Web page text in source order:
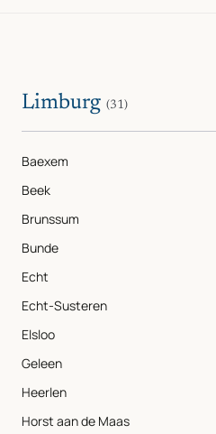
Limburg (31)
Baexem
Beek
Brunssum
Bunde
Echt
Echt-Susteren
Elsloo
Geleen
Heerlen
Horst aan de Maas